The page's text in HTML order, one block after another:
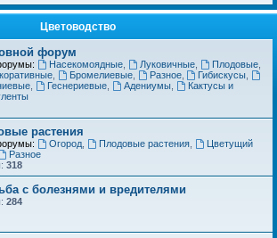
Цветоводство
форум
Насекомоядные, Луковичные, Плодовые,
, Бромелиевые, Разное, Гибискусы
Геснериевые, Адениумы,
Кактусы и
растения
Огород, Плодовые растения,
Цветущий
Разное
318
с болезнями и вредителями
284